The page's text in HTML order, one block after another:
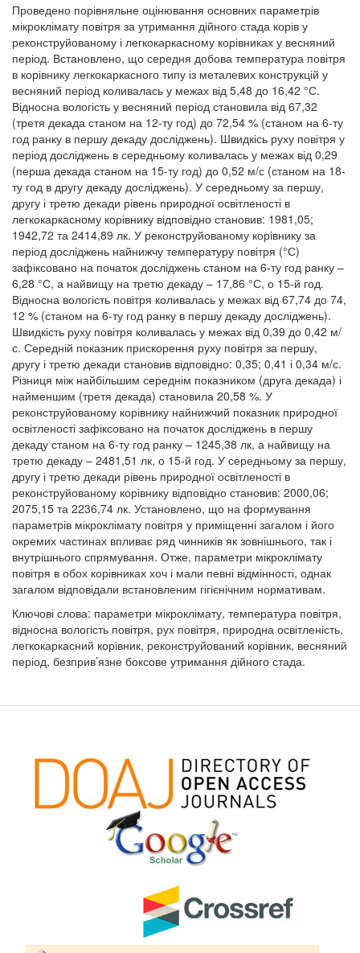
Проведено порівняльне оцінювання основних параметрів
мікроклімату повітря за утримання дійного стада корів у
реконструйованому і легкокаркасному корівниках у весняний
період. Встановлено, що середня добова температура повітря
в корівнику легкокаркасного типу із металевих конструкцій у
весняний період коливалась у межах від 5,48 до 16,42 °С.
Відносна вологість у весняний період становила від 67,32
(третя декада станом на 12-ту год) до 72,54 % (станом на 6-ту
год ранку в першу декаду досліджень). Швидкісь руху повітря у
період досліджень в середньому коливалась у межах від 0,29
(перша декада станом на 15-ту год) до 0,52 м/с (станом на 18-
ту год в другу декаду досліджень). У середньому за першу,
другу і третю декади рівень природної освітленості в
легкокаркасному корівнику відповідно становив: 1981,05;
1942,72 та 2414,89 лк. У реконструйованому корівнику за
період досліджень найнижчу температуру повітря (°С)
зафіксовано на початок досліджень станом на 6-ту год ранку –
6,28 °С, а найвищу на третю декаду – 17,86 °С, о 15-й год.
Відносна вологість повітря коливалась у межах від 67,74 до 74,
12 % (станом на 6-ту год ранку в першу декаду досліджень).
Швидкість руху повітря коливалась у межах від 0,39 до 0,42 м/
с. Середній показник прискорення руху повітря за першу,
другу і третю декади становив відповідно: 0,35; 0,41 і 0,34 м/с.
Різниця між найбільшим середнім показником (друга декада) і
найменшим (третя декада) становила 20,58 %. У
реконструйованому корівнику найнижчий показник природної
освітленості зафіксовано на початок досліджень в першу
декаду станом на 6-ту год ранку – 1245,38 лк, а найвищу на
третю декаду – 2481,51 лк, о 15-й год. У середньому за першу,
другу і третю декади рівень природної освітленості в
реконструйованому корівнику відповідно становив: 2000,06;
2075,15 та 2236,74 лк. Установлено, що на формування
параметрів мікроклімату повітря у приміщенні загалом і його
окремих частинах впливає ряд чинників як зовнішнього, так і
внутрішнього спрямування. Отже, параметри мікроклімату
повітря в обох корівниках хоч і мали певні відмінності, однак
загалом відповідали встановленим гігієнічним нормативам.
Ключові слова: параметри мікроклімату, температура повітря,
відносна вологість повітря, рух повітря, природна освітленість,
легкокаркасний корівник, реконструйований корівник, весняний
період, безприв’язне боксове утримання дійного стада.